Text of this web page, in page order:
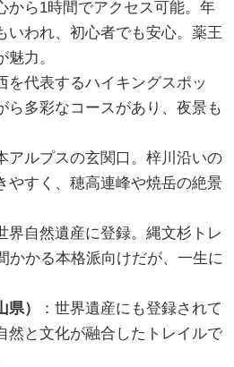
から1時間でアクセス可能。年
いわれ、初心者でも安心。薬王
魅力。
を代表するハイキングスポッ
ら多彩なコースがあり、夜景も
アルプスの玄関口。梓川沿いの
やすく、穂高連峰や焼岳の絶景
界自然遺産に登録。縄文杉トレ
かかる本格派向けだが、一生に
）
：世界遺産にも登録されて
然と文化が融合したトレイルで